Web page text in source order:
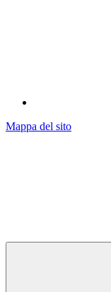
Mappa del sito